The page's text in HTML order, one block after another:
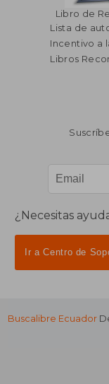
Libro de
Lista de
Incentivo a
Libros
¿Necesitas
Ir a Centro de
Buscalibre Ecuador